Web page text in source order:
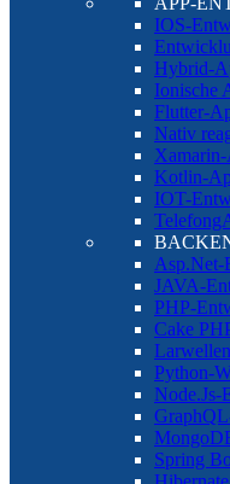
IOS-
Hybrid-
Ionische
Flutter-
Nativ
Kotlin-
IOT-
Asp.Net-
JAVA-
PHP-
Cake
Python-
Node.Js-
Spring